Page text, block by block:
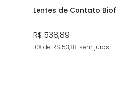
Lentes de Contato
R$ 538,89
10X de R$ 53,88 sem juros